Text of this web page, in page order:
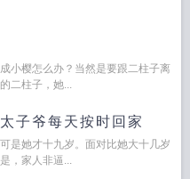
小樱怎么办？当然是要跟二柱子离
二柱子，她...
子爷每天按时回家
是她才十九岁。面对比她大十几岁
，家人非逼...